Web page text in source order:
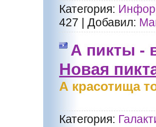
Категория:
427
Добавил:
А пикты -
Новая
А красотища
Категория: